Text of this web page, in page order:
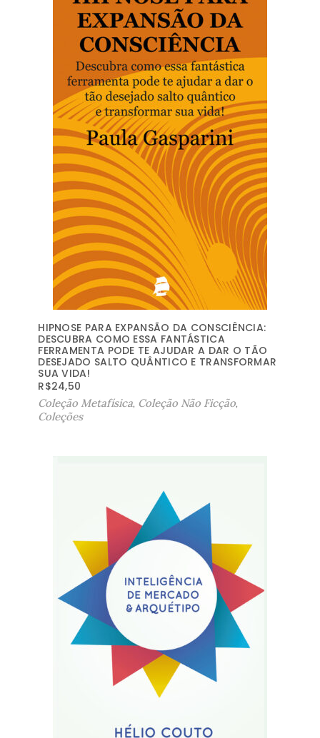
HIPNOSE PARA EXPANSÃO DA CONSCIÊNCIA:
DESCUBRA COMO ESSA FANTÁSTICA
FERRAMENTA PODE TE AJUDAR A DAR O TÃO
DESEJADO SALTO QUÂNTICO E TRANSFORMAR
SUA VIDA!
R$24,50
Coleção Metafísica, Coleção Não Ficção,
Coleções